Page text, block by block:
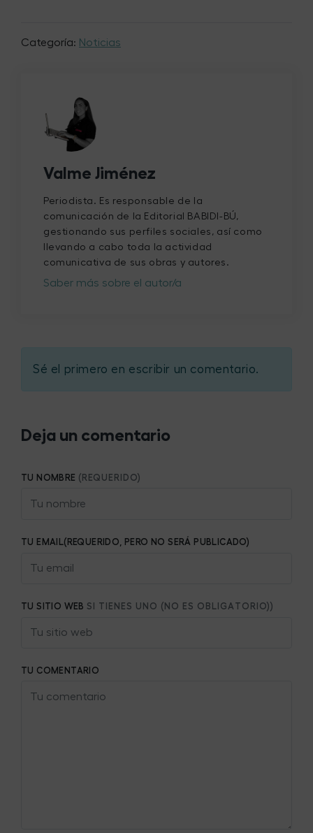
Categoría: Noticias
Valme Jiménez
Periodista. Es responsable de la
comunicación de la Editorial BABIDI-BÚ,
gestionando sus perfiles sociales, así como
llevando a cabo toda la actividad
comunicativa de sus obras y autores.
Saber más sobre el autor/a
Sé el primero en escribir un comentario.
Deja un comentario
TU NOMBRE (REQUERIDO)
TU EMAIL(REQUERIDO, PERO NO SERÁ PUBLICADO)
TU SITIO WEB SI TIENES UNO (NO ES OBLIGATORIO))
TU COMENTARIO